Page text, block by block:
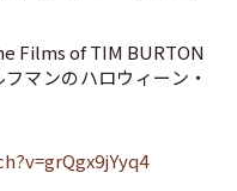
Films of TIM BURTON
マンのハロウィーン・